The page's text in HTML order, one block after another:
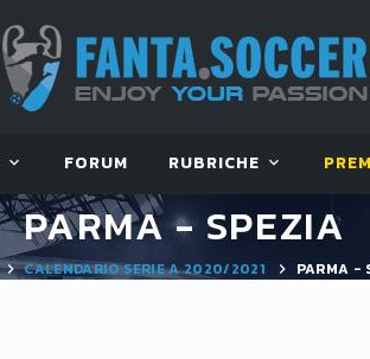
FORUM RUBRICHE
PARMA - SPEZIA
CALENDARIO SERIE A 2020/2021 PARMA -